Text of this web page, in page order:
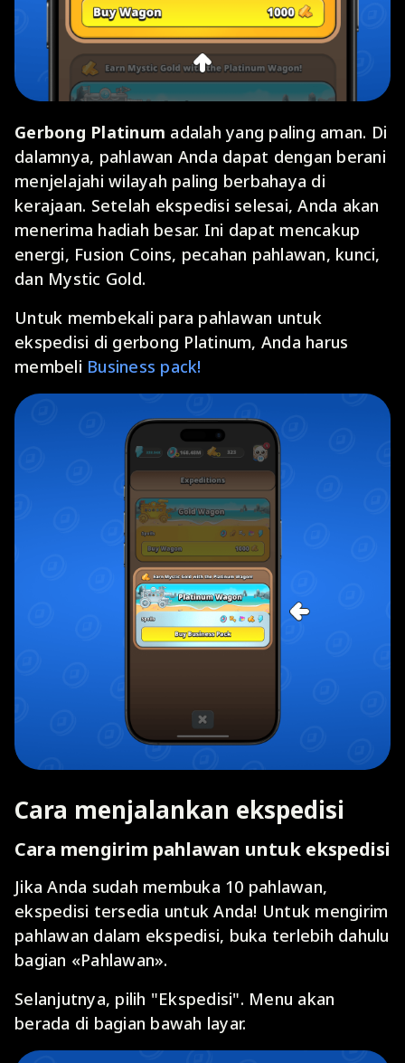
Gerbong Platinum adalah yang paling aman. Di
dalamnya, pahlawan Anda dapat dengan berani
menjelajahi wilayah paling berbahaya di
kerajaan. Setelah ekspedisi selesai, Anda akan
menerima hadiah besar. Ini dapat mencakup
energi, Fusion Coins, pecahan pahlawan, kunci,
dan Mystic Gold.
Untuk membekali para pahlawan untuk
ekspedisi di gerbong Platinum, Anda harus
membeli Business pack!
Cara menjalankan ekspedisi
Cara mengirim pahlawan untuk ekspedisi
Jika Anda sudah membuka 10 pahlawan,
ekspedisi tersedia untuk Anda! Untuk mengirim
pahlawan dalam ekspedisi, buka terlebih dahulu
bagian «Pahlawan».
Selanjutnya, pilih "Ekspedisi". Menu akan
berada di bagian bawah layar.